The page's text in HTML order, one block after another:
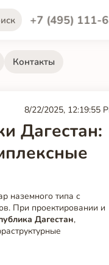
+7 (495) 111-
Контакты
8/22/2025, 12:19:55
Дагестан:
наземного типа с
При проектировании и
Дагестан,